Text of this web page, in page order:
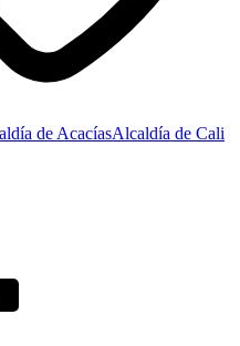
de AcacíasAlcaldía de Cali